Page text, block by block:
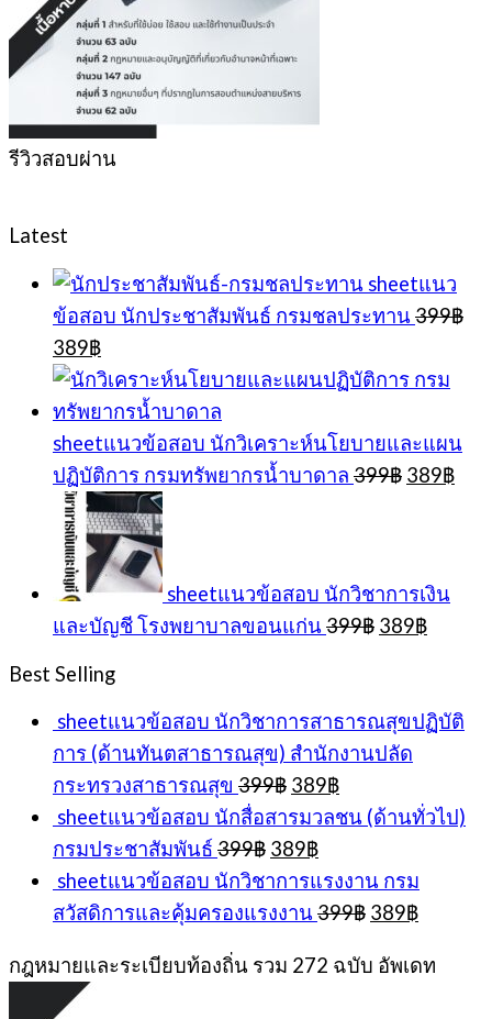
รีวิวสอบผ่าน
Latest
sheetแนว
ข้อสอบ นักประชาสัมพันธ์ กรมชลประทาน 399฿
Original
price
was:
399฿.
389฿Current
price
is:
389฿.
sheetแนวข้อสอบ นักวิเคราะห์นโยบายและแผน
ปฏิบัติการ กรมทรัพยากรน้ำบาดาล 399฿ Original
389฿
sheetแนวข้อสอบ นักวิชาการเงิน
และบัญชี โรงพยาบาลขอนแก่น 399฿ Original
389฿
Best Selling
sheetแนวข้อสอบ นักวิชาการสาธารณสุขปฏิบัติ
การ (ด้านทันตสาธารณสุข) สำนักงานปลัด
กระทรวงสาธารณสุข 399฿ Original
was:
399฿.
389฿Current
price
is:
sheetแนวข้อสอบ นักสื่อสารมวลชน (ด้านทั่วไป)
กรมประชาสัมพันธ์ 399฿ Original
was:
399฿.
389฿Current
is:
389฿.
sheetแนวข้อสอบ นักวิชาการแรงงาน กรม
สวัสดิการและคุ้มครองแรงงาน 399฿ Original
was:
389฿Current
is:
กฎหมายและระเบียบท้องถิ่น รวม 272 ฉบับ อัพเดท